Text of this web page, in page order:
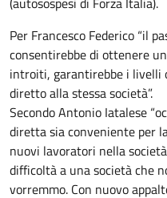
Per Francesco Federico “il
consentirebbe di ottenere
introiti, garantirebbe i livelli
diretto alla stessa società”.
Secondo Antonio Iatalese
diretta sia conveniente per
nuovi lavoratori nella
difficoltà a una società che
vorremmo. Con nuovo